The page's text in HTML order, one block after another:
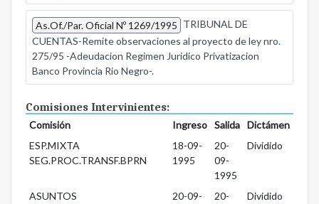
As.Of./Par. Oficial Nº 1269/1995 TRIBUNAL DE
CUENTAS-Remite observaciones al proyecto de ley nro.
275/95 -Adeudacion Regimen Juridico Privatizacion
Banco Provincia Rio Negro-.
Comisiones Intervinientes:
Comisión Ingreso Salida
Dictámen
ESP.MIXTA
SEG.PROC.TRANSF.BPRN
18-09-
1995
20-
09-
1995
Dividido
ASUNTOS
20-09-
20-
Dividido